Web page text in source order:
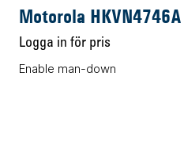
Motorola HKVN4746A
Logga in för pris
Enable man-down